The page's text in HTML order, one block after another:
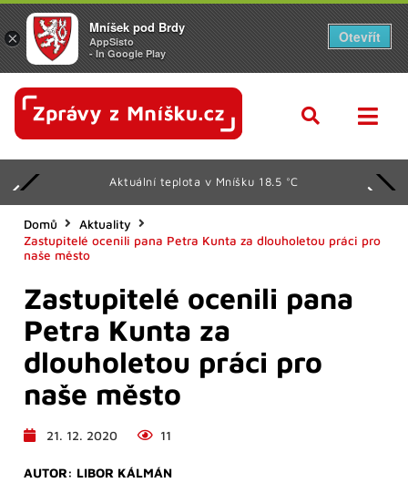
Aktuální teplota v Mníšku 18.5 °C
Domů
Aktuality
Zastupitelé ocenili pana Petra Kunta za dlouholetou práci pro
naše město
Zastupitelé ocenili pana
Petra Kunta za
dlouholetou práci pro
naše město
21. 12. 2020 11
AUTOR: LIBOR KÁLMÁN
×
Mníšek pod Brdy
AppSisto
- In Google Play
Otevřít